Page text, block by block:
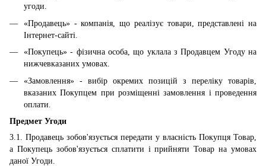
угоди.
«Продавець» - компанія, що реалізує товари, представлені на
Інтернет-сайті.
«Покупець» - фізична особа, що уклала з Продавцем Угоду на
нижчевказаних умовах.
«Замовлення» - вибір окремих позицій з переліку товарів,
вказаних Покупцем при розміщенні замовлення і проведення
оплати.
Предмет Угоди
3.1. Продавець зобов'язується передати у власність Покупця Товар,
а Покупець зобов'язується сплатити і прийняти Товар на умовах
даної Угоди.